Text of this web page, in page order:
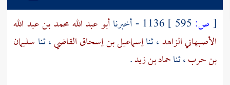
[ ص: 1136 - أخبرنا
أبو عبد الله محمد بن عبد الله
الأصبهاني الزاهد، ثناإسماعيل بن إسحاق القاضي، ثنا سليمان
بن حرب، ثناحماد بن زيد.